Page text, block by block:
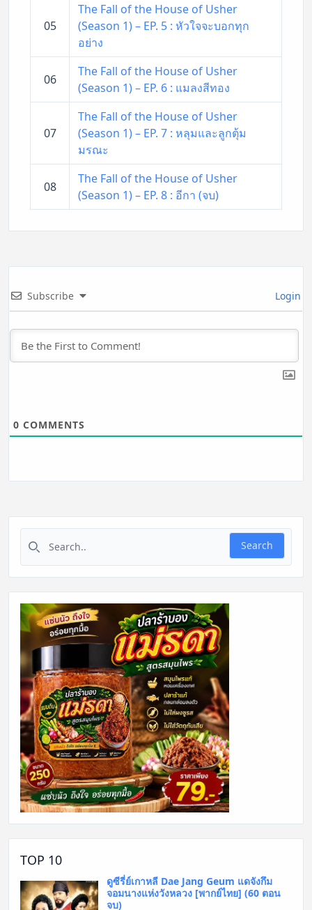
05
The Fall of the House of Usher
(Season 1) – EP. 5 : หัวใจจะบอกทุก
อย่าง
06
The Fall of the House of Usher
(Season 1) – EP. 6 : แมลงสีทอง
07
The Fall of the House of Usher
(Season 1) – EP. 7 : หลุมและลูกตุ้ม
มรณะ
08
The Fall of the House of Usher
(Season 1) – EP. 8 : อีกา (จบ)
Subscribe Login
0 COMMENTS
Search for:
Search
TOP 10
ดูซีรี่ย์เกาหลี Dae Jang Geum แดจังกึม
จอมนางแห่งวังหลวง [พากย์ไทย] (60 ตอน
จบ)